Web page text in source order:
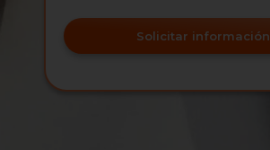
Solicitar información